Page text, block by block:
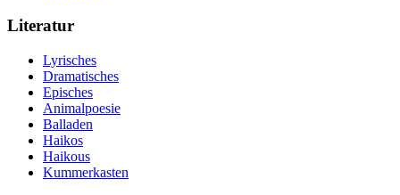
Literatur
Lyrisches
Dramatisches
Episches
Animalpoesie
Balladen
Haikos
Haikous
Kummerkasten